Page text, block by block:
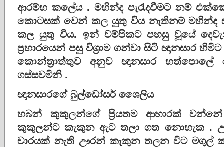
ආරම්භ කලේය . මහින්ද පැ‍රැදවීමට නම්
කොටසක් වෙන් කල යුතු විය නැතිනම් මහින්ද
කල යුතු විය. ඉන් චම්පිකට පහසු වූයේ
ප්‍රහාරයෙන් පසු විශ්‍රාම ගන්වා සිටි ඥානසාර
කොන්ත්‍රාත්තුව අනුව ඥානසාර
ගස්සවමිනි .
ඥානසාරගේ බුල්ඩෝසර් ශෛලිය
හබන් කුකුලන්ගේ ප්‍රියතම ආහාරක්
කුකුලන්ට කැකුන ඇට තලා ගත නොහැක .
චාරයක් නැති ඌරන් කැකුන තලන විට